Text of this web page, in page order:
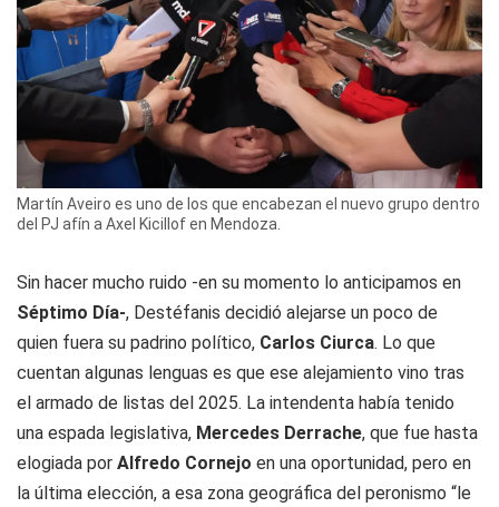
Martín Aveiro es uno de los que encabezan el nuevo grupo dentro
del PJ afín a Axel Kicillof en Mendoza.
Sin hacer mucho ruido -en su momento lo anticipamos en
Séptimo Día-, Destéfanis decidió alejarse un poco de
quien fuera su padrino político, Carlos Ciurca. Lo que
cuentan algunas lenguas es que ese alejamiento vino tras
el armado de listas del 2025. La intendenta había tenido
una espada legislativa, Mercedes Derrache, que fue hasta
elogiada por Alfredo Cornejo en una oportunidad, pero en
la última elección, a esa zona geográfica del peronismo “le